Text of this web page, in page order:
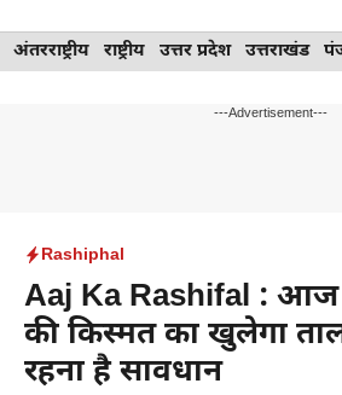
Skip
to
अंतरराष्ट्रीय राष्ट्रीय उत्तर प्रदेश उत्तराखंड
---Advertisement---
Rashiphal
Aaj Ka Rashifal : आज
की किस्मत का खुलेगा
रहना है सावधान